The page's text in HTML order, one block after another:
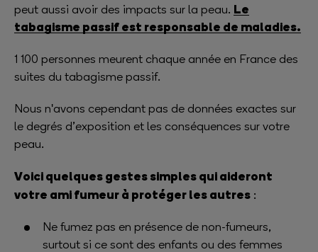
peut aussi avoir des impacts sur la peau. Le
tabagisme passif est responsable de maladies.
1 100 personnes meurent chaque année en France des
suites du tabagisme passif.
Nous n'avons cependant pas de données exactes sur
le degrés d’exposition et les conséquences sur votre
peau.
Voici quelques gestes simples qui aideront
votre ami fumeur à protéger les autres :
Ne fumez pas en présence de non-fumeurs,
surtout si ce sont des enfants ou des femmes